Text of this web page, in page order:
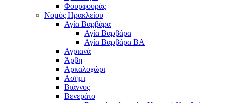
Φουρφουράς
Νομός Ηρακλείου
Αγία Βαρβάρα
Αγία Βαρβάρα
Αγία Βαρβάρα ΒΑ
Αγριανά
Άρβη
Αρκαλοχώρι
Ασήμι
Βιάννος
Βενεράτο